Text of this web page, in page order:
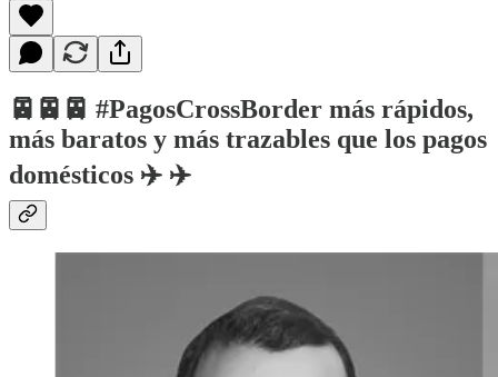
🚈🚈🚈 #PagosCrossBorder más rápidos,
más baratos y más trazables que los pagos
domésticos ✈️ ✈️